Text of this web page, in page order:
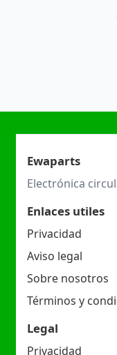
Ewaparts
Electrónica
Enlaces utiles
Privacidad
Aviso legal
Sobre nosotros
Términos y
Legal
Privacidad